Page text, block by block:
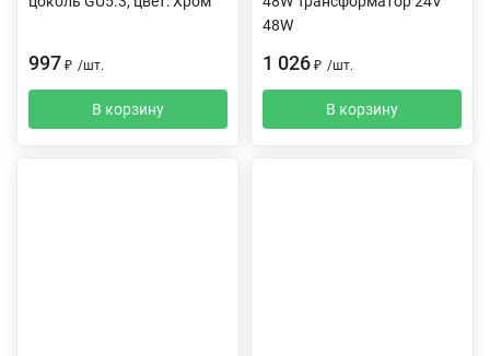
997 ₽ /шт.
В корзину
48W
1 026 ₽ /шт.
В корзину